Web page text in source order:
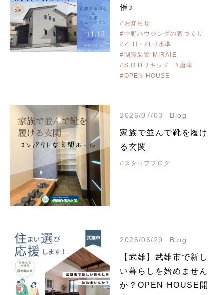
催♪
#お知らせ
#中野ハウジングの家づくり
#ZEH・ZEH水準
#制震装置 MIRAIE
#S.O.Dリキッド
#唐津
#OPEN HOUSE
2026/07/03 Blog
家族で並んで靴を履け
る玄関
#スタッフブログ
2026/06/29 Blog
【武雄】武雄市で新し
い暮らしを始めません
か？OPEN HOUSE開